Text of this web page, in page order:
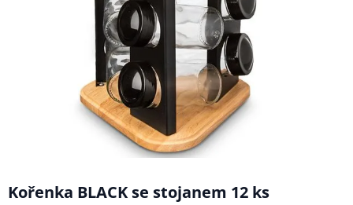
Kořenka BLACK se stojanem 12 ks